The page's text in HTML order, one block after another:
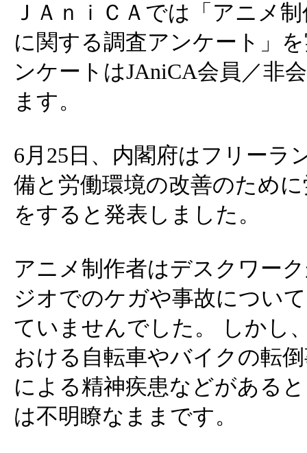
ＪＡｎｉＣＡでは「アニメ
に関する調査アンケート」
ンケートはJAniCA会員／非
ます。
6月25日、内閣府はフリーラ
備と労働環境の改善のため
をすると発表しました。
アニメ制作者はデスクワー
ジオでのケガや事故につい
ていませんでした。 しかし
おける自転車やバイクの転
による精神疾患などがある
は不明瞭なままです。